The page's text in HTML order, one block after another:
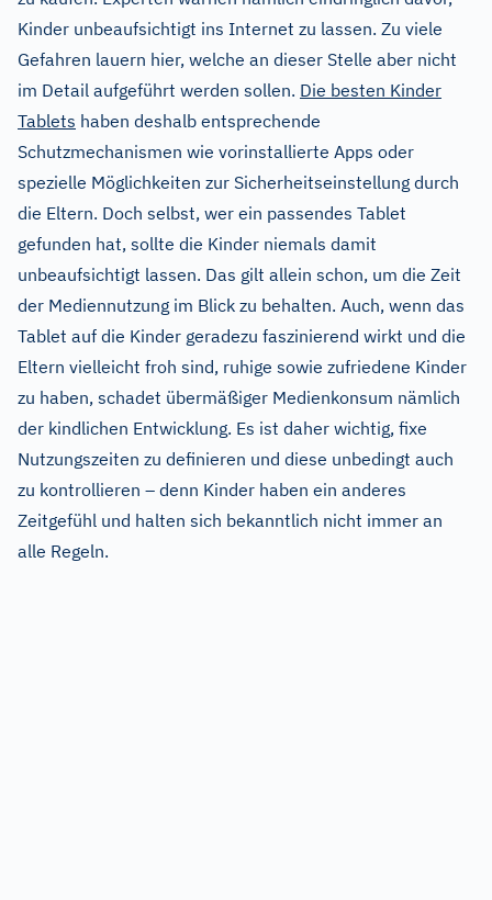
Kinder unbeaufsichtigt ins Internet zu lassen. Zu viele
Gefahren lauern hier, welche an dieser Stelle aber nicht
im Detail aufgeführt werden sollen. Die besten Kinder
Tablets haben deshalb entsprechende
Schutzmechanismen wie vorinstallierte Apps oder
spezielle Möglichkeiten zur Sicherheitseinstellung durch
die Eltern. Doch selbst, wer ein passendes Tablet
gefunden hat, sollte die Kinder niemals damit
unbeaufsichtigt lassen. Das gilt allein schon, um die Zeit
der Mediennutzung im Blick zu behalten. Auch, wenn das
Tablet auf die Kinder geradezu faszinierend wirkt und die
Eltern vielleicht froh sind, ruhige sowie zufriedene Kinder
zu haben, schadet übermäßiger Medienkonsum nämlich
der kindlichen Entwicklung. Es ist daher wichtig, fixe
Nutzungszeiten zu definieren und diese unbedingt auch
zu kontrollieren – denn Kinder haben ein anderes
Zeitgefühl und halten sich bekanntlich nicht immer an
alle Regeln.